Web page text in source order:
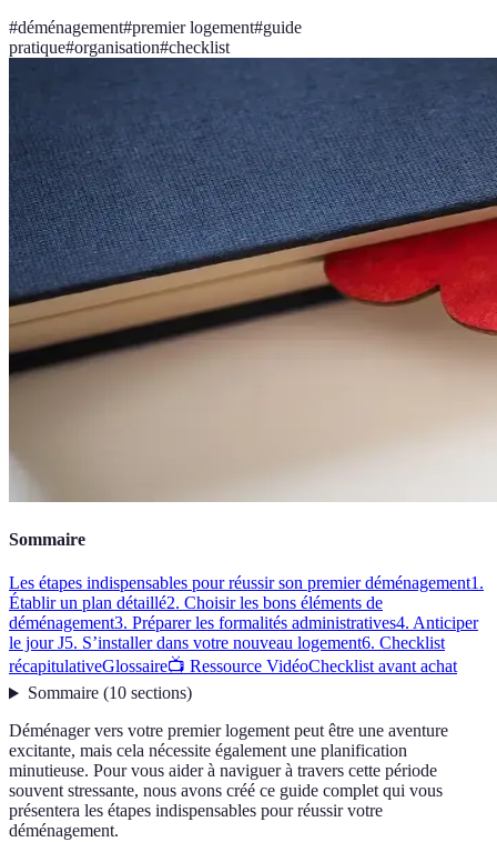
#déménagement#premier logement#guide
pratique#organisation#checklist
Sommaire
Les étapes indispensables pour réussir son premier déménagement1.
Établir un plan détaillé2. Choisir les bons éléments de
déménagement3. Préparer les formalités administratives4. Anticiper
le jour J5. S’installer dans votre nouveau logement6. Checklist
récapitulativeGlossaire📺 Ressource VidéoChecklist avant achat
Sommaire(10 sections)
Déménager vers votre premier logement peut être une aventure
excitante, mais cela nécessite également une planification
minutieuse. Pour vous aider à naviguer à travers cette période
souvent stressante, nous avons créé ce guide complet qui vous
présentera les étapes indispensables pour réussir votre
déménagement.